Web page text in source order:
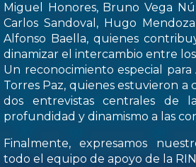
Miguel Honores, Bruno Vega
Carlos Sandoval, Hugo
Alfonso Baella, quienes
dinamizar el intercambio entre los
Un reconocimiento especial para
Torres Paz, quienes estuvieron a
dos entrevistas centrales de
profundidad y dinamismo a las
Finalmente, expresamos
todo el equipo de apoyo de la